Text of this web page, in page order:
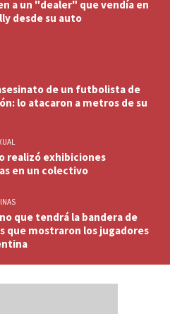
a un "dealer" que vendía en
desde su auto
de un futbolista de
lo atacaron a metros de su
realizó exhibiciones
en un colectivo
que tendrá la bandera de
que mostraron los jugadores